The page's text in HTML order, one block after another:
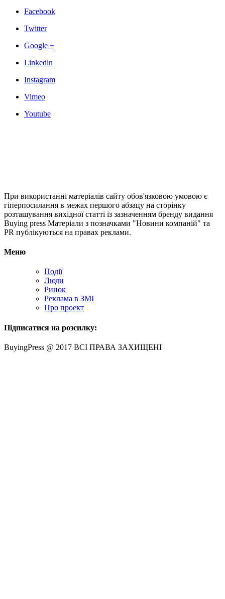
Facebook
Twitter
Google +
Linkedin
Instagram
Vimeo
Youtube
При використанні матеріалів сайту обов'язковою умовою є
гіперпосилання в межах першого абзацу на сторінку
розташування вихідної статті із зазначенням бренду видання
Buying press Матеріали з позначками "Новини компаній" та
PR публікуються на правах реклами.
Меню
Події
Люди
Ринок
Реклама в ЗМІ
Про проект
Підписатися на розсилку:
BuyingPress @ 2017 ВСІ ПРАВА ЗАХИЩЕНІ